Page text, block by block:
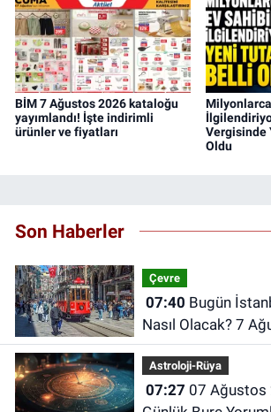
BİM 7 Ağustos 2026 kataloğu
yayımlandı! İşte indirimli
ürünler ve fiyatları
Vergisinde
Oldu
Son Haberler
Çevre
07:40
Nasıl Olacak? 7
İstanbul Hava
Astroloji-Rüya
07:27